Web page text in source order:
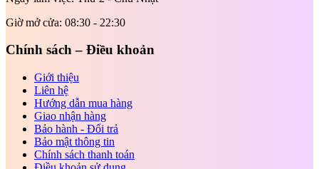
Giờ mở cửa: 08:30 - 22:30
Chính sách – Điều khoản
Giới thiệu
Liên hệ
Hướng dẫn mua hàng
Giao nhận hàng
Bảo hành - Đổi trả
Bảo mật thông tin
Chính sách thanh toán